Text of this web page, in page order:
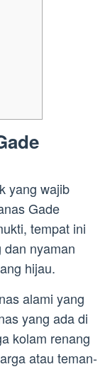
yang wajib
Gade
tempat ini
nyaman
hijau.
alami yang
yang ada di
kolam renang
atau teman-